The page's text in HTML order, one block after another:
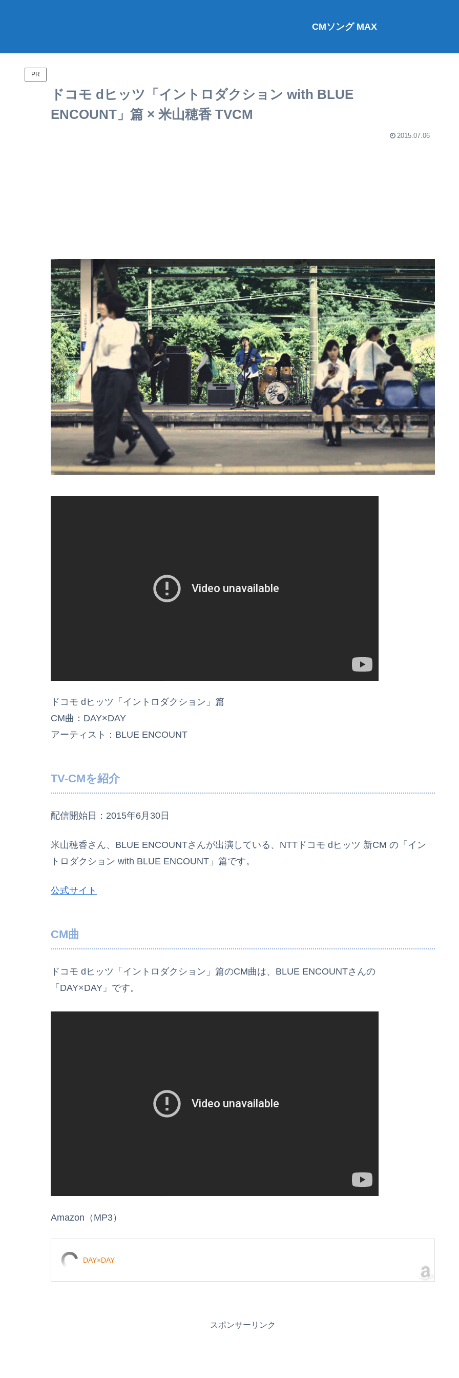
CMソング MAX
PR
ドコモ dヒッツ「イントロダクション with BLUE
ENCOUNT」篇 × 米山穂香 TVCM
2015.07.06
ドコモ dヒッツ「イントロダクション」篇
CM曲：DAY×DAY
アーティスト：BLUE ENCOUNT
TV-CMを紹介
配信開始日：2015年6月30日
米山穂香さん、BLUE ENCOUNTさんが出演している、NTTドコモ dヒッツ 新CM の「イン
トロダクション with BLUE ENCOUNT」篇です。
公式サイト
CM曲
ドコモ dヒッツ「イントロダクション」篇のCM曲は、BLUE ENCOUNTさんの
「DAY×DAY」です。
Amazon（MP3）
DAY×DAY
スポンサーリンク